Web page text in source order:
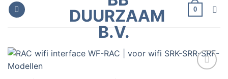
naar
0